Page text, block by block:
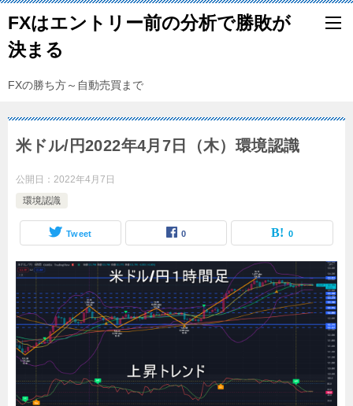
FXはエントリー前の分析で勝敗が
決まる
FXの勝ち方～自動売買まで
米ドル/円2022年4月7日（木）環境認識
公開日： 2022年4月7日
環境認識
Tweet 0 0